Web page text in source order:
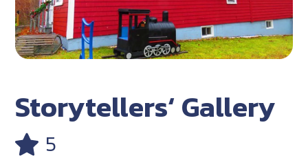
Storytellers‘ Gallery
5